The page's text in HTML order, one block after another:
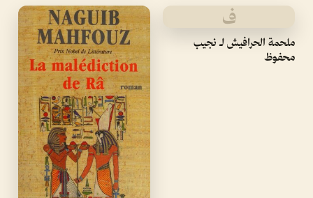
ف
ملحمة الحرافيش لـ نجيب
محفوظ